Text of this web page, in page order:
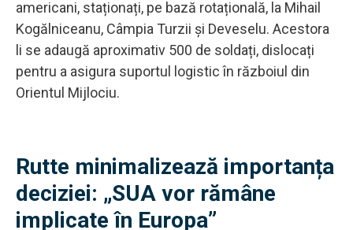
americani, staționați, pe bază rotațională, la Mihail
Kogălniceanu, Câmpia Turzii și Deveselu. Acestora
li se adaugă aproximativ 500 de soldați, dislocați
pentru a asigura suportul logistic în războiul din
Orientul Mijlociu.
Rutte minimalizează importanța
deciziei: „SUA vor rămâne
implicate în Europa”